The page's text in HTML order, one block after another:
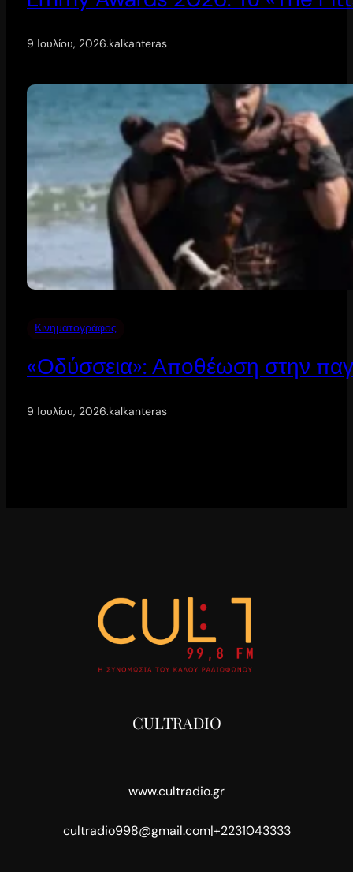
9 Ιουλίου, 2026.kalkanteras
Κινηματογράφος
«Οδύσσεια»: Αποθέωση στην
9 Ιουλίου, 2026.kalkanteras
CULTRADIO
www.cultradio.gr
cultradio998@gmail.com|+2231043333